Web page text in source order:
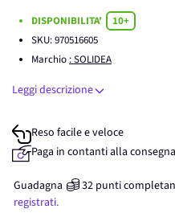
DISPONIBILITA'
10+
SKU:970516605
Marchio : SOLIDEA
Leggi descrizione
Reso facile e veloce
Paga in contanti alla consegna
Guadagna 32 punti
registrati.